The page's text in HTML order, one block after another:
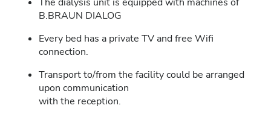
B.BRAUN DIALOG
Every bed has a private TV and free Wifi
connection.
Transport to/from the facility could be arranged
upon communication
with the reception.